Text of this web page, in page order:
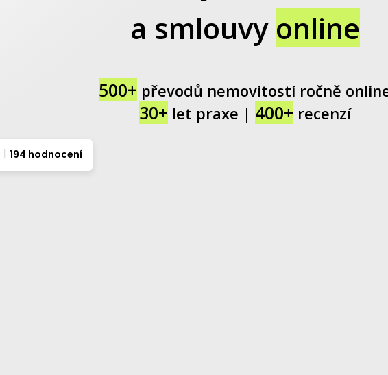
a smlouvy online
500+ převodů nemovitostí ročně
30+ let praxe | 400+ recenzí
194 hodnocení